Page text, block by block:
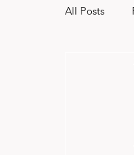
All Posts